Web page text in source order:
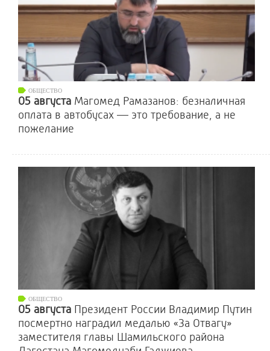
ОБЩЕСТВО
05 августа Магомед Рамазанов: безналичная
оплата в автобусах — это требование, а не
пожелание
ОБЩЕСТВО
05 августа Президент России Владимир Путин
посмертно наградил медалью «За Отвагу»
заместителя главы Шамильского района